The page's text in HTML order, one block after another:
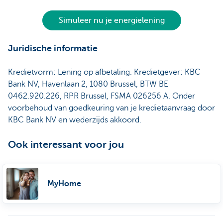
Simuleer nu je energielening
Juridische informatie
Kredietvorm: Lening op afbetaling. Kredietgever: KBC
Bank NV, Havenlaan 2, 1080 Brussel, BTW BE
0462.920.226, RPR Brussel, FSMA 026256 A. Onder
voorbehoud van goedkeuring van je kredietaanvraag door
KBC Bank NV en wederzijds akkoord.
Ook interessant voor jou
MyHome